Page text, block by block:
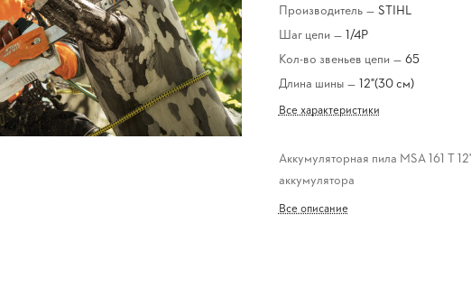
Производитель — STIHL
Шаг цепи — 1/4Р
Кол-во звеньев цепи — 65
Длина шины — 12"(30 см)
Все характеристики
Аккумуляторная пила MSA 161 T
аккумулятора
Все описание